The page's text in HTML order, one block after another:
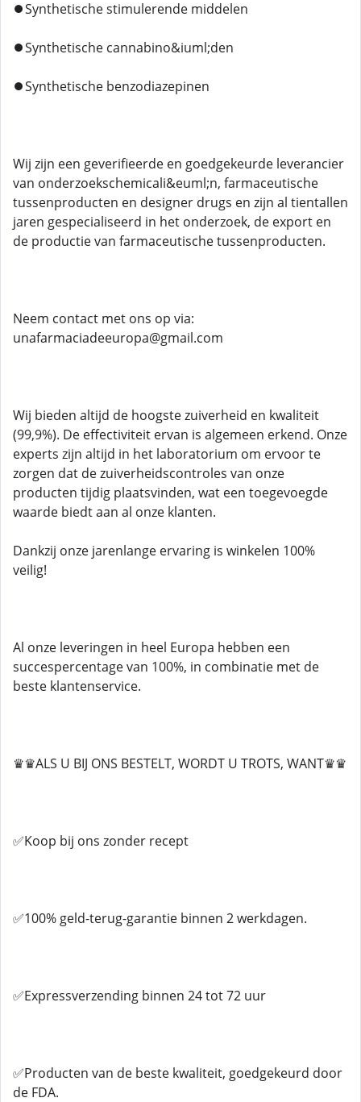
⏺️Synthetische stimulerende middelen
⏺️Synthetische cannabino&iuml;den
⏺️Synthetische benzodiazepinen
Wij zijn een geverifieerde en goedgekeurde leverancier
van onderzoekschemicali&euml;n, farmaceutische
tussenproducten en designer drugs en zijn al tientallen
jaren gespecialiseerd in het onderzoek, de export en
de productie van farmaceutische tussenproducten.
Neem contact met ons op via:
unafarmaciadeeuropa@gmail.com
Wij bieden altijd de hoogste zuiverheid en kwaliteit
(99,9%). De effectiviteit ervan is algemeen erkend. Onze
experts zijn altijd in het laboratorium om ervoor te
zorgen dat de zuiverheidscontroles van onze
producten tijdig plaatsvinden, wat een toegevoegde
waarde biedt aan al onze klanten.
Dankzij onze jarenlange ervaring is winkelen 100%
veilig!
Al onze leveringen in heel Europa hebben een
succespercentage van 100%, in combinatie met de
beste klantenservice.
♛♛ALS U BIJ ONS BESTELT, WORDT U TROTS, WANT♛♛
✅Koop bij ons zonder recept
✅100% geld-terug-garantie binnen 2 werkdagen.
✅Expressverzending binnen 24 tot 72 uur
✅Producten van de beste kwaliteit, goedgekeurd door
de FDA.